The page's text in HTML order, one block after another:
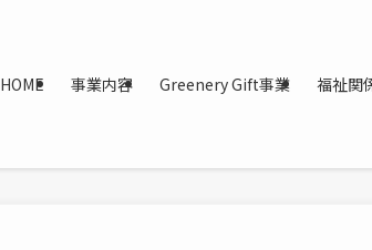
HOME 事業内容 Greenery Gift事業 福祉関